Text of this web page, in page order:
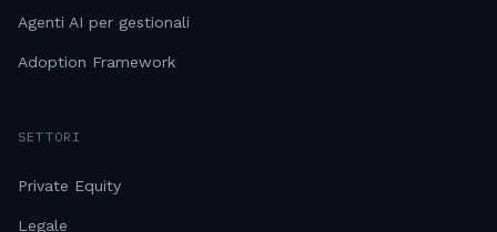
Agenti AI per gestionali
Adoption Framework
SETTORI
Private Equity
Legale